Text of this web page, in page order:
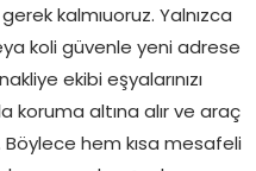
kalmıuoruz. Yalnızca
koli güvenle yeni adrese
ekibi eşyalarınızı
koruma altına alır ve araç
hem kısa mesafeli